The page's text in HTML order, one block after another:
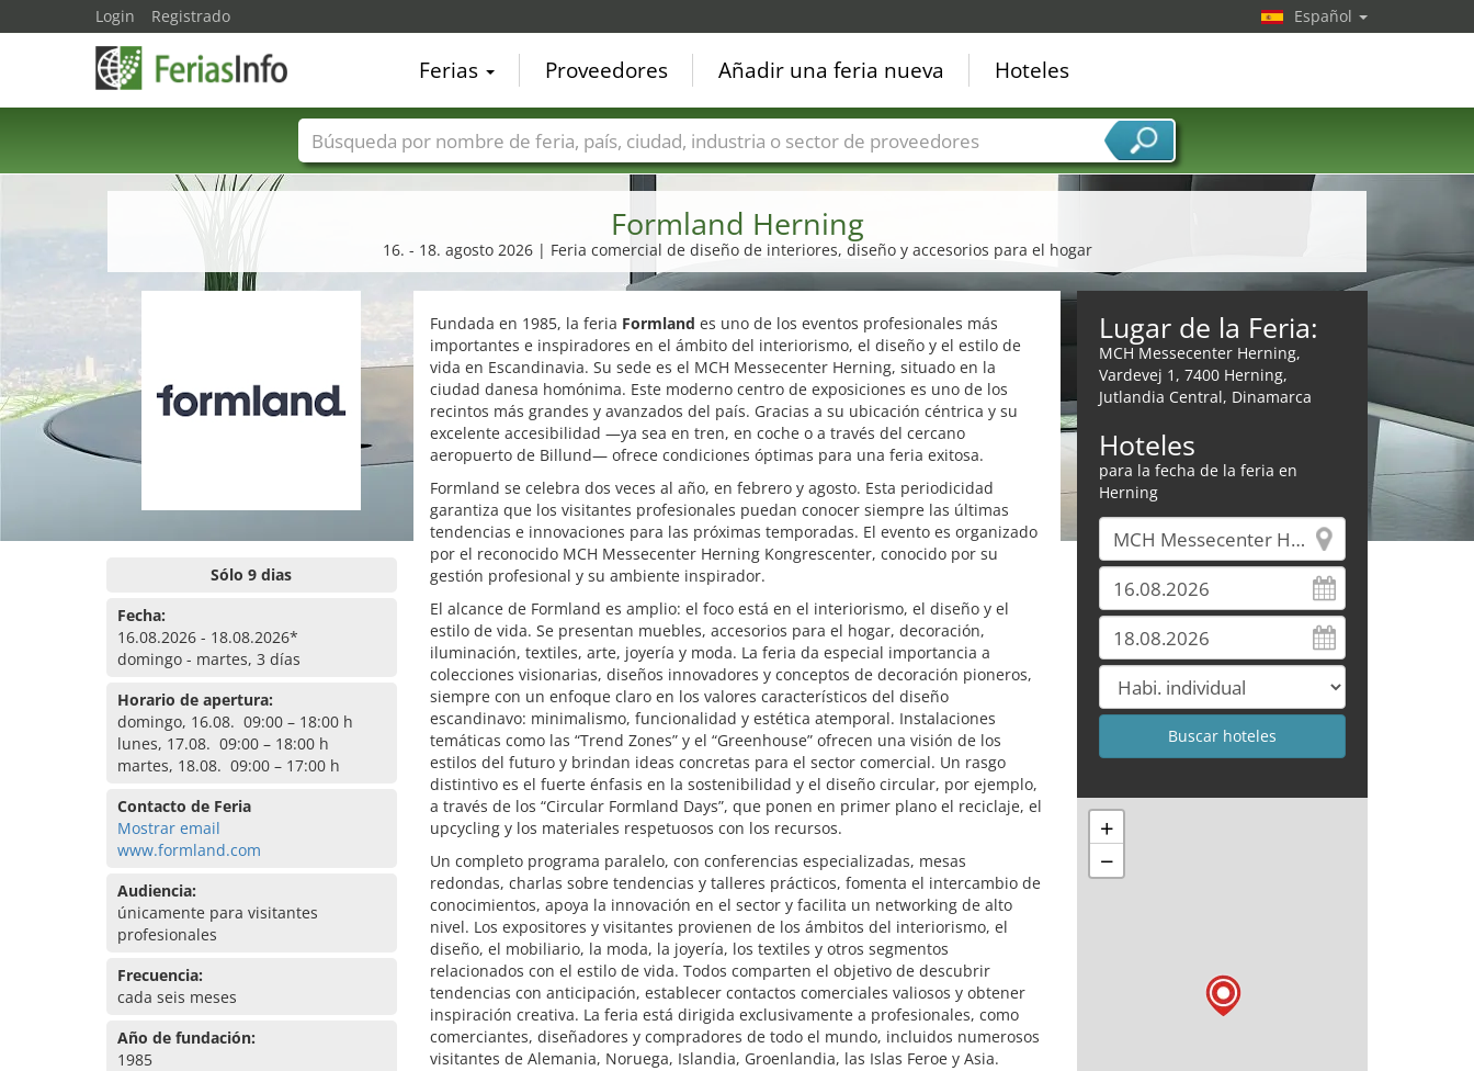
Formland Herning
16. - 18. agosto 2026 | Feria comercial de diseño de interiores, diseño y accesorios para el hogar
Sólo 9 dias
Fecha:
16.08.2026 - 18.08.2026*
domingo - martes, 3 días
Horario de apertura:
domingo, 16.08. 09:00 – 18:00 h
lunes, 17.08. 09:00 – 18:00 h
martes, 18.08. 09:00 – 17:00 h
Contacto de Feria
Mostrar email
www.formland.com
Audiencia:
únicamente para visitantes
profesionales
Frecuencia:
cada seis meses
Año de fundación:
1985
Fundada en 1985, la feria Formland es uno de los eventos profesionales más
importantes e inspiradores en el ámbito del interiorismo, el diseño y el estilo de
vida en Escandinavia. Su sede es el MCH Messecenter Herning, situado en la
ciudad danesa homónima. Este moderno centro de exposiciones es uno de los
recintos más grandes y avanzados del país. Gracias a su ubicación céntrica y su
excelente accesibilidad —ya sea en tren, en coche o a través del cercano
aeropuerto de Billund— ofrece condiciones óptimas para una feria exitosa.
Formland se celebra dos veces al año, en febrero y agosto. Esta periodicidad
garantiza que los visitantes profesionales puedan conocer siempre las últimas
tendencias e innovaciones para las próximas temporadas. El evento es organizado
por el reconocido MCH Messecenter Herning Kongrescenter, conocido por su
gestión profesional y su ambiente inspirador.
El alcance de Formland es amplio: el foco está en el interiorismo, el diseño y el
estilo de vida. Se presentan muebles, accesorios para el hogar, decoración,
iluminación, textiles, arte, joyería y moda. La feria da especial importancia a
colecciones visionarias, diseños innovadores y conceptos de decoración pioneros,
siempre con un enfoque claro en los valores característicos del diseño
escandinavo: minimalismo, funcionalidad y estética atemporal. Instalaciones
temáticas como las “Trend Zones” y el “Greenhouse” ofrecen una visión de los
estilos del futuro y brindan ideas concretas para el sector comercial. Un rasgo
distintivo es el fuerte énfasis en la sostenibilidad y el diseño circular, por ejemplo,
a través de los “Circular Formland Days”, que ponen en primer plano el reciclaje, el
upcycling y los materiales respetuosos con los recursos.
Un completo programa paralelo, con conferencias especializadas, mesas
redondas, charlas sobre tendencias y talleres prácticos, fomenta el intercambio de
conocimientos, apoya la innovación en el sector y facilita un networking de alto
nivel. Los expositores y visitantes provienen de los ámbitos del interiorismo, el
diseño, el mobiliario, la moda, la joyería, los textiles y otros segmentos
relacionados con el estilo de vida. Todos comparten el objetivo de descubrir
tendencias con anticipación, establecer contactos comerciales valiosos y obtener
inspiración creativa. La feria está dirigida exclusivamente a profesionales, como
comerciantes, diseñadores y compradores de todo el mundo, incluidos numerosos
visitantes de Alemania, Noruega, Islandia, Groenlandia, las Islas Feroe y Asia.
Lugar de la Feria:
MCH Messecenter Herning,
Vardevej 1, 7400 Herning,
Jutlandia Central, Dinamarca
Hoteles
para la fecha de la feria en
Herning
+
−
Login Registrado Español
Ferias Proveedores Añadir una feria nueva Hoteles
Nombres de ferias Países Ciudades Sectores de ferias Sectores de proveedor de servicios